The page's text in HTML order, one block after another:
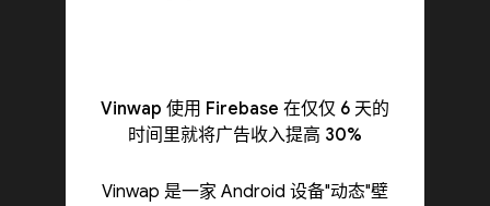
Vinwap 使用 Firebase 在仅仅 6 天的
时间里就将广告收入提高 30%
Vinwap 是一家 Android 设备"动态"壁